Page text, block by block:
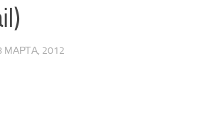
МАРТА, 2012